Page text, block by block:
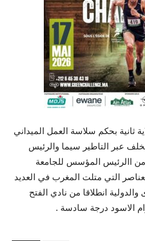
ثانية بحكم سلاسة العمل الميداني
عبر التاطير سيما والرئيس
االرئيس المؤسس للجامعة
التي متلت المغرب في العديد
انطلاقا من نادي الفتح
الاسود درجة سادسة .